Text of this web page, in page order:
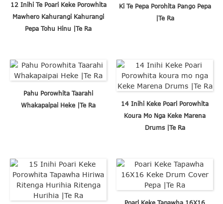
12 Inihi Te Poari Keke Porowhita
Mawhero Kahurangi Kahurangi
Pepa Tohu Hinu |Te Ra
Ki Te Pepa Porohita Pango Pepa
|Te Ra
Pahu Porowhita Taarahi
Whakapaipai Heke |Te Ra
14 Inihi Keke Poari Porowhita
Koura Mo Nga Keke Marena
Drums |Te Ra
Poari Keke Tapawha 16X16